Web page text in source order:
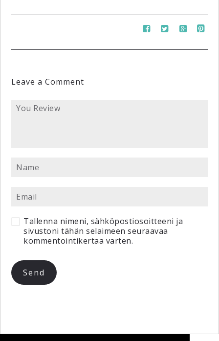
Leave a Comment
Tallenna nimeni, sähköpostiosoitteeni ja
sivustoni tähän selaimeen seuraavaa
kommentointikertaa varten.